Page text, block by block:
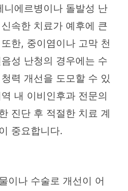
니에르병이나 돌발성 난
속한 치료가 예후에 큰
한, 중이염이나 고막 천
성 난청의 경우에는 수
력 개선을 도모할 수 있
내 이비인후과 전문의
진단 후 적절한 치료 계
중요합니다.
이나 수술로 개선이 어